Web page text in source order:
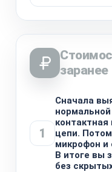
заранее
1
Сначала
цепи.
микрофон
В итоге вы
без